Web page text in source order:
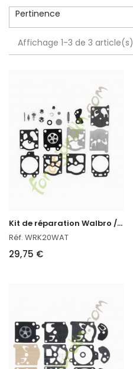
Pertinence
Affichage 1-3 de 3 article(s)
K
it de réparation Walbro / Tillotson
Réf. WRK20WAT
29,75 €